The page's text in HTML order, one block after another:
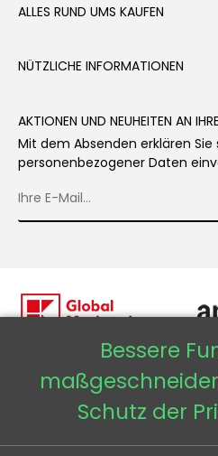
ALLES RUND UMS KAUFEN
NÜTZLICHE INFORMATIONEN
AKTIONEN UND NEUHEITEN AN
Mit dem Absenden erklären
personenbezogener Daten
Bessere
Schutz der